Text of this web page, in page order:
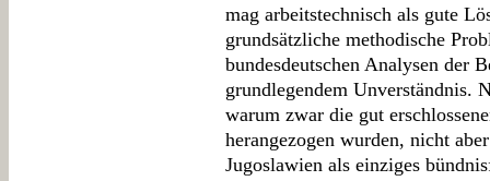
mag arbeitstechnisch als gute
grundsätzliche methodische
bundesdeutschen Analysen der
grundlegendem Unverständnis.
warum zwar die gut
herangezogen wurden, nicht
Jugoslawien als einziges